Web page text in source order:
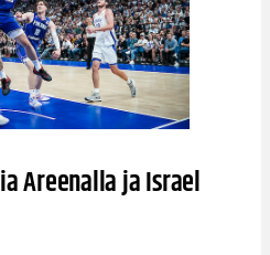
Areenalla ja Israel